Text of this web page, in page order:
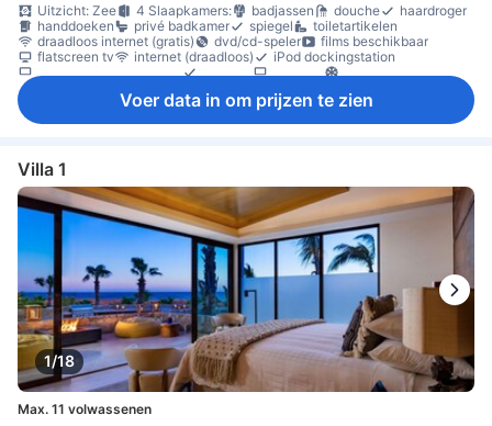
Uitzicht: Zee
4 Slaapkamers: badjassen douche
haardroger
handdoeken
privé badkamer spiegel
toiletartikelen
draadloos internet (gratis)
dvd/cd-speler
films beschikbaar
flatscreen tv
internet (draadloos)
iPod dockingstation
verduisteringsgordijnen
wekker wekservice
gratis fles water
kledingkast
rookvrije kamers beschikbaar
Voer data in om prijzen te zien
Villa 1
1/18
Max. 11 volwassenen